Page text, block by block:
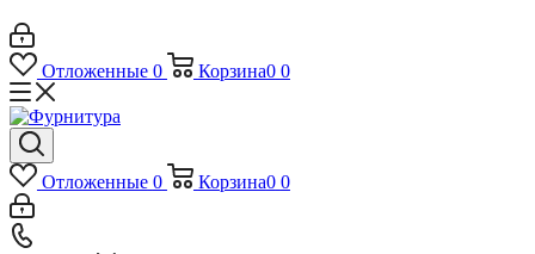
Отложенные 0 Корзина0 0
Отложенные 0 Корзина0 0